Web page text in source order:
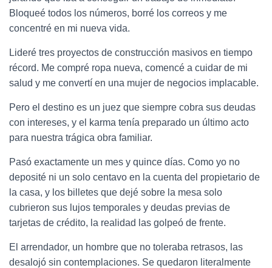
Bloqueé todos los números, borré los correos y me
concentré en mi nueva vida.
Lideré tres proyectos de construcción masivos en tiempo
récord. Me compré ropa nueva, comencé a cuidar de mi
salud y me convertí en una mujer de negocios implacable.
Pero el destino es un juez que siempre cobra sus deudas
con intereses, y el karma tenía preparado un último acto
para nuestra trágica obra familiar.
Pasó exactamente un mes y quince días. Como yo no
deposité ni un solo centavo en la cuenta del propietario de
la casa, y los billetes que dejé sobre la mesa solo
cubrieron sus lujos temporales y deudas previas de
tarjetas de crédito, la realidad las golpeó de frente.
El arrendador, un hombre que no toleraba retrasos, las
desalojó sin contemplaciones. Se quedaron literalmente